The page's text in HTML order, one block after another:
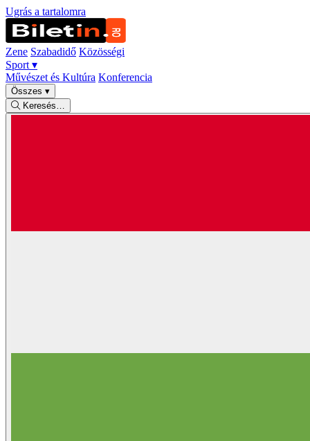
Ugrás a tartalomra
Zene Szabadidő Közösségi
Sport ▾
Művészet és Kultúra Konferencia
Összes ▾
Keresés…